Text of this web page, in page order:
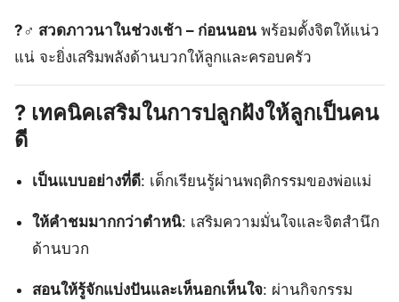
?‍♂️ สวดภาวนาในช่วงเช้า – ก่อนนอน พร้อมตั้งจิตให้แน่ว
แน่ จะยิ่งเสริมพลังด้านบวกให้ลูกและครอบครัว
? เทคนิคเสริมในการปลูกฝังให้ลูกเป็นคน
ดี
เป็นแบบอย่างที่ดี: เด็กเรียนรู้ผ่านพฤติกรรมของพ่อแม่
ให้คำชมมากกว่าตำหนิ: เสริมความมั่นใจและจิตสำนึก
ด้านบวก
สอนให้รู้จักแบ่งปันและเห็นอกเห็นใจ: ผ่านกิจกรรม